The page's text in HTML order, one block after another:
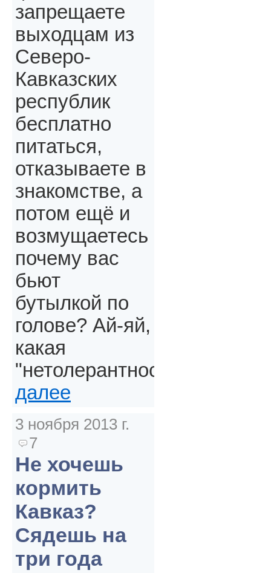
запрещаете
выходцам из
Северо-
Кавказских
республик
бесплатно
питаться,
отказываете в
знакомстве, а
потом ещё и
возмущаетесь
почему вас
бьют
бутылкой по
голове? Ай-яй,
какая
"нетолерантность".
далее
3 ноября 2013 г.
7
Не хочешь
кормить
Кавказ?
Сядешь на
три года